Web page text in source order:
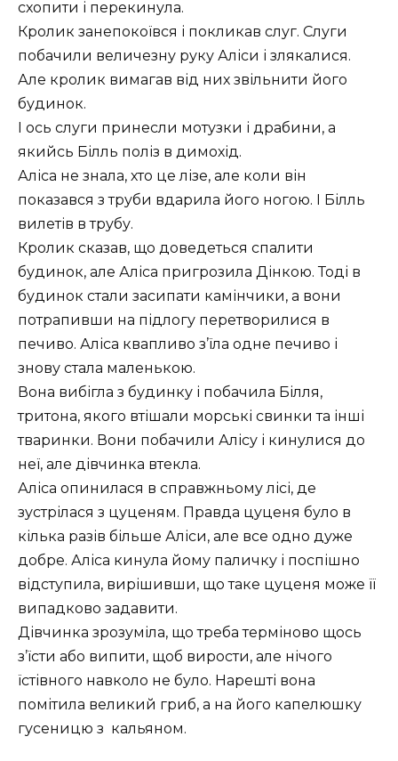
схопити і перекинула.
Кролик занепокоївся і покликав слуг. Слуги
побачили величезну руку Аліси і злякалися.
Але кролик вимагав від них звільнити його
будинок.
І ось слуги принесли мотузки і драбини, а
якийсь Білль поліз в димохід.
Аліса не знала, хто це лізе, але коли він
показався з труби вдарила його ногою. І Білль
вилетів в трубу.
Кролик сказав, що доведеться спалити
будинок, але Аліса пригрозила Дінкою. Тоді в
будинок стали засипати камінчики, а вони
потрапивши на підлогу перетворилися в
печиво. Аліса квапливо з’їла одне печиво і
знову стала маленькою.
Вона вибігла з будинку і побачила Білля,
тритона, якого втішали морські свинки та інші
тваринки. Вони побачили Алісу і кинулися до
неї, але дівчинка втекла.
Аліса опинилася в справжньому лісі, де
зустрілася з цуценям. Правда цуценя було в
кілька разів більше Аліси, але все одно дуже
добре. Аліса кинула йому паличку і поспішно
відступила, вирішивши, що таке цуценя може її
випадково задавити.
Дівчинка зрозуміла, що треба терміново щось
з’їсти або випити, щоб вирости, але нічого
їстівного навколо не було. Нарешті вона
помітила великий гриб, а на його капелюшку
гусеницю з кальяном.